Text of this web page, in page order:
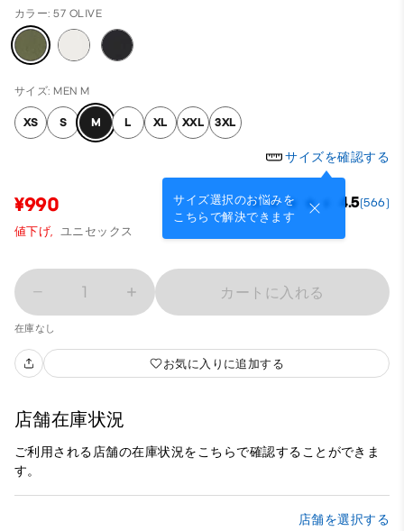
カラー: 57 OLIVE
サイズ: MEN M
XS S M L XL XXL 3XL
サイズを確認する
サイズ選択のお悩みを
こちらで解決できます
¥990 4.5(566)
値下げ, ユニセックス
1 カートに入れる
在庫なし
お気に入りに追加する
店舗在庫状況
ご利用される店舗の在庫状況をこちらで確認することができま
す。
店舗を選択する